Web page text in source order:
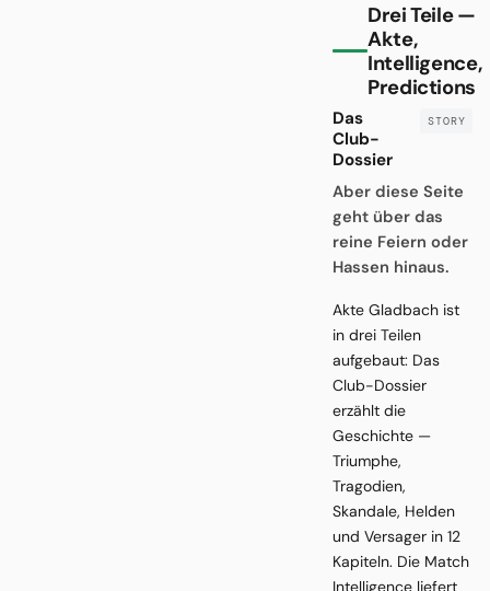
Drei Teile —
Akte,
Intelligence,
Predictions
Das
Club-
Dossier
Aber diese Seite
geht über das
reine Feiern oder
Hassen hinaus.
Akte Gladbach ist
in drei Teilen
aufgebaut: Das
Club-Dossier
erzählt die
Geschichte —
Triumphe,
Tragodien,
Skandale, Helden
und Versager in 12
Kapiteln. Die Match
Intelligence liefert